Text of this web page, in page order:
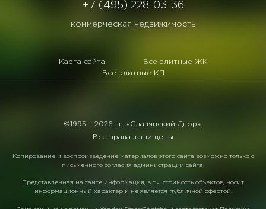
+7 (495) 228-03-36
коммерческая недвижимость
Карта сайта
Все элитные ЖК
Все элитные КП
©1995 - 2026 гг. «Славянский Двор».
Все права защищены
Копирование и воспроизведение материалов этого сайта возможно только с
письменного согласия администрации сайта.
Представленная на сайте информация, в т.ч. стоимость объектов, носит
информационный характер и не является публичной офертой.